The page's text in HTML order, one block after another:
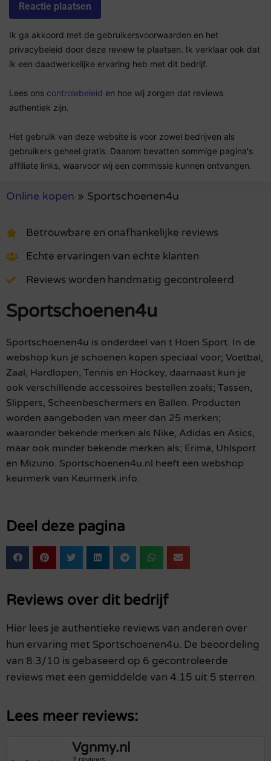
Ik ga akkoord met de gebruikersvoorwaarden en het
privacybeleid door deze review te plaatsen. Ik verklaar ook dat
ik een daadwerkelijke ervaring heb met dit bedrijf.
Lees ons controlebeleid en hoe wij zorgen dat reviews
authentiek zijn.
Het gebruik van deze website is voor zowel bedrijven als
gebruikers geheel gratis. Daarom bevatten sommige pagina's
affiliate links, waarvoor wij een commissie kunnen ontvangen.
Online kopen » Sportschoenen4u
Betrouwbare en onafhankelijke reviews
Echte ervaringen van echte klanten
Reviews worden handmatig gecontroleerd
Sportschoenen4u
Sportschoenen4u is onderdeel van t Hoen Sport. In de
webshop kun je schoenen kopen speciaal voor; Voetbal,
Zaal, Hardlopen, Tennis en Hockey, daarnaast kun je
ook verschillende accessoires bestellen zoals; Tassen,
Slippers, Scheenbeschermers en Ballen. Producten
worden aangeboden van meer dan 25 merken;
waaronder bekende merken als Nike, Adidas en Asics,
maar ook minder bekende merken als; Erima, Uhlsport
en Mizuno. Sportschoenen4u.nl heeft een webshop
keurmerk van Keurmerk.info.
Deel deze pagina
Reviews over dit bedrijf
Hier lees je authentieke reviews van anderen over
hun ervaring met Sportschoenen4u. De beoordeling
van 8.3/10 is gebaseerd op 6 gecontroleerde
reviews met een gemiddelde van 4.15 uit 5 sterren.
Lees meer reviews:
Vgnmy.nl